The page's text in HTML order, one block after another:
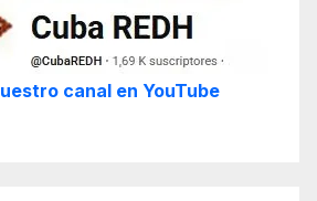
canal en YouTube